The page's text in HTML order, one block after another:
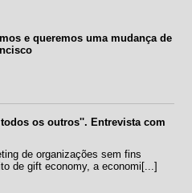
e queremos uma mudança de
os outros''. Entrevista com
de organizações sem fins
de gift economy, a economi[...]